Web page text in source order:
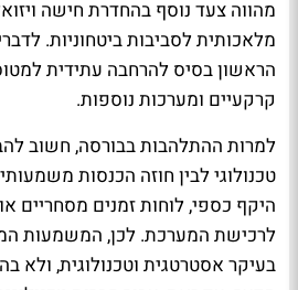
מהווה צעד נוסף בהחדרת חישה
מלאכותית לסביבות ביטחוניות.
הראשון בסיס להרחבה עתידית
קרקעיים ומערכות נוספות.
למרות ההתלהבות בבורסה, חשוב
טכנולוגי לבין חוזה הכנסות
היקף כספי, לוחות זמנים מסחריים
לרכישת המערכת. לכן, המשמעות
בעיקר אסטרטגית וטכנולוגית, ולא